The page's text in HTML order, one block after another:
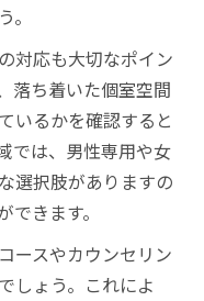
対応も大切なポイン
落ち着いた個室空間
いるかを確認すると
では、男性専用や女
選択肢がありますの
きます。
ースやカウンセリン
しょう。これによ